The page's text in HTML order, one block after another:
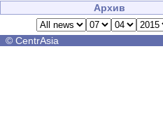
Архив
© CentrAsia